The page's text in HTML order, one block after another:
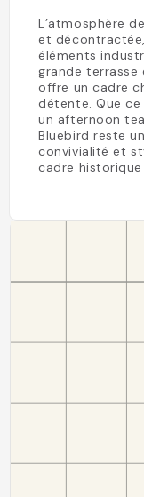
L’atmosphère
et
éléments
grande terrasse
offre un cadre
détente. Que
un afternoon
Bluebird reste
convivialité et
cadre